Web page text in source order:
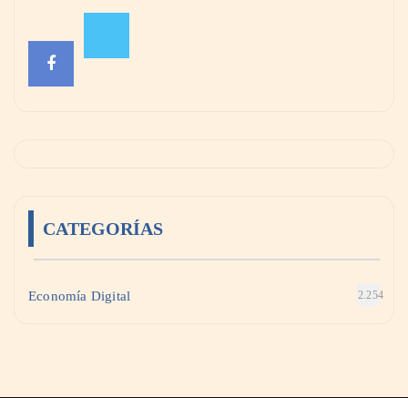
CATEGORÍAS
Economía Digital 2.254